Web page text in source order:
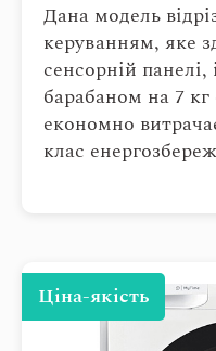
Дана модель
керуванням, яке
сенсорній
барабаном на 7
економно
клас
Ціна-якість